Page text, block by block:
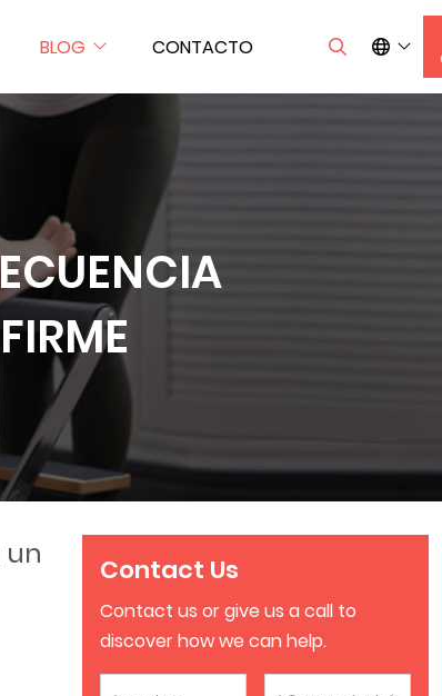
BLOG CONTACTO
Contact Us
Contact us or give us a call to
discover how we can help.